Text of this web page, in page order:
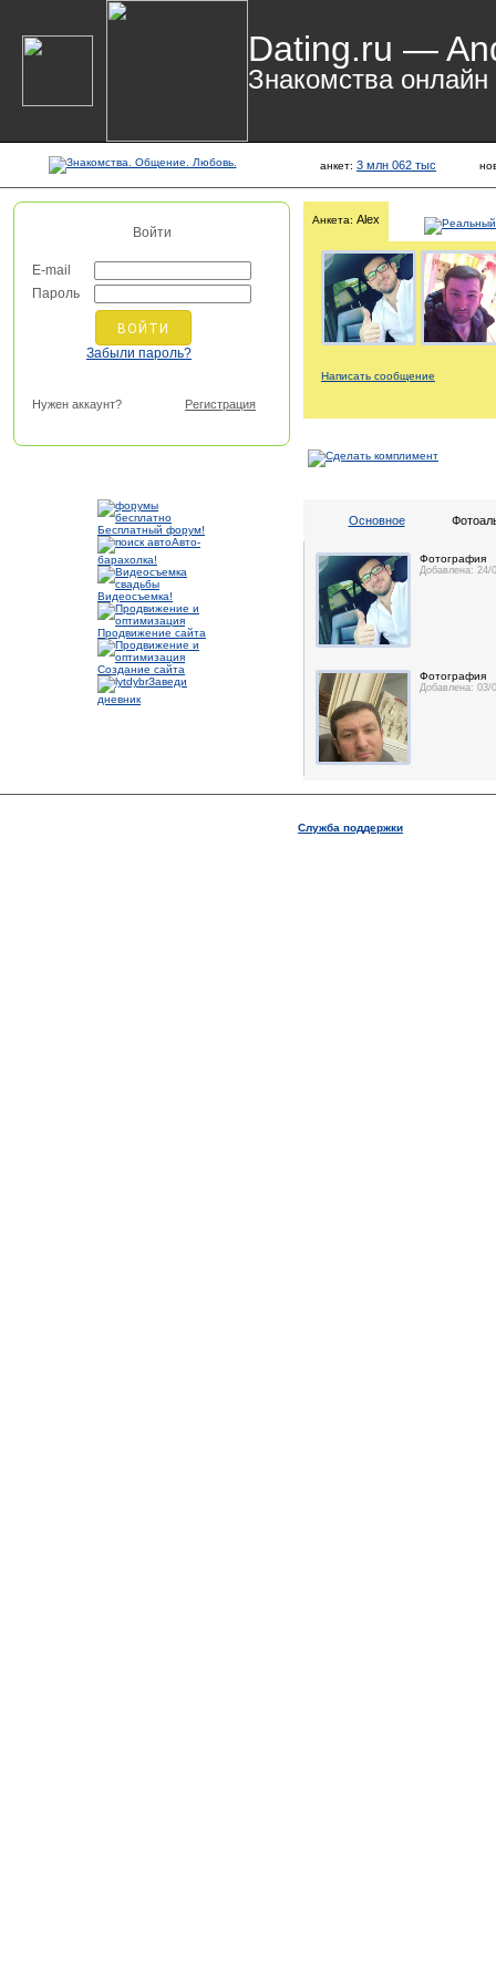
Dating.ru —
Знакомства онлайн
анкет: 3 млн 062 тыс
Войти
E-mail
Пароль
Забыли пароль?
Нужен аккаунт? Регистрация
Бесплатный форум!
Авто-
барахолка!
Видеосъемка!
Продвижение сайта
Создание сайта
Заведи
дневник
Анкета: Alex
Написать сообщение
Основное
Фотография
Добавлена: 24/
Фотография
Добавлена: 03/
Служба поддержки